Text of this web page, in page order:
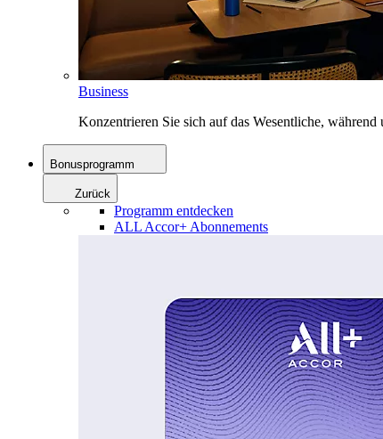
Business
Konzentrieren Sie sich auf das Wesentliche,
Bonusprogramm
Zurück
Programm entdecken
ALL Accor+ Abonnements